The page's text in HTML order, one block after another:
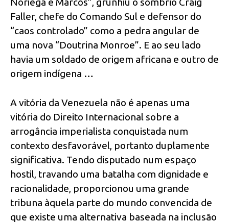
Faller, chefe do Comando Sul e defensor do
“caos controlado” como a pedra angular de
uma nova “Doutrina Monroe”. E ao seu lado
havia um soldado de origem africana e outro de
origem indígena …
A vitória da Venezuela não é apenas uma
vitória do Direito Internacional sobre a
arrogância imperialista conquistada num
contexto desfavorável, portanto duplamente
significativa. Tendo disputado num espaço
hostil, travando uma batalha com dignidade e
racionalidade, proporcionou uma grande
tribuna àquela parte do mundo convencida de
que existe uma alternativa baseada na inclusão